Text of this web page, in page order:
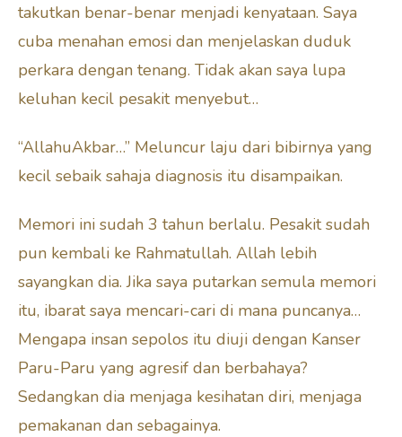
takutkan benar-benar menjadi kenyataan. Saya
cuba menahan emosi dan menjelaskan duduk
perkara dengan tenang. Tidak akan saya lupa
keluhan kecil pesakit menyebut…
“AllahuAkbar…” Meluncur laju dari bibirnya yang
kecil sebaik sahaja diagnosis itu disampaikan.
Memori ini sudah 3 tahun berlalu. Pesakit sudah
pun kembali ke Rahmatullah. Allah lebih
sayangkan dia. Jika saya putarkan semula memori
itu, ibarat saya mencari-cari di mana puncanya…
Mengapa insan sepolos itu diuji dengan Kanser
Paru-Paru yang agresif dan berbahaya?
Sedangkan dia menjaga kesihatan diri, menjaga
pemakanan dan sebagainya.